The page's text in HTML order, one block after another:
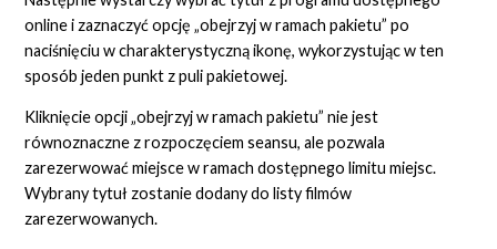
online i zaznaczyć opcję „obejrzyj w ramach pakietu” po
naciśnięciu w charakterystyczną ikonę, wykorzystując w ten
sposób jeden punkt z puli pakietowej.
Kliknięcie opcji „obejrzyj w ramach pakietu” nie jest
równoznaczne z rozpoczęciem seansu, ale pozwala
zarezerwować miejsce w ramach dostępnego limitu miejsc.
Wybrany tytuł zostanie dodany do listy filmów
zarezerwowanych.